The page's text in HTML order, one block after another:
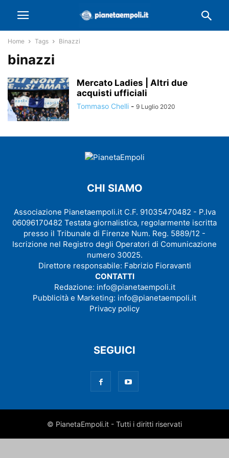
Home Tags Binazzi
binazzi
Mercato Ladies | Altri due
acquisti ufficiali
Tommaso Chelli - 9 Luglio 2020
CHI SIAMO
Associazione Pianetaempoli.it C.F. 91035470482 - P.Iva
06096170482 Testata giornalistica, regolarmente iscritta
presso il Tribunale di Firenze Num. Reg. 5889/12 -
Iscrizione nel Registro degli Operatori di Comunicazione
numero 30025.
Direttore responsabile: Fabrizio Fioravanti
CONTATTI
Redazione: info@pianetaempoli.it
Pubblicità e Marketing: info@pianetaempoli.it
Privacy policy
SEGUICI
© PianetaEmpoli.it - Tutti i diritti riservati